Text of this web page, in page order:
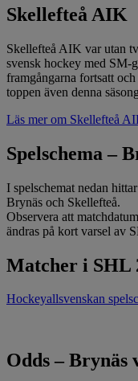
Skellefteå AIK
Skellefteå AIK var utan
svensk hockey med SM-
framgångarna fortsatt
toppen även denna
Läs mer om Skellefteå
Spelschema –
I spelschemat nedan
Brynäs och Skellefteå.
Observera att
ändras på kort varsel av
Matcher i SHL
Hockeyallsvenskan
Odds – Brynäs